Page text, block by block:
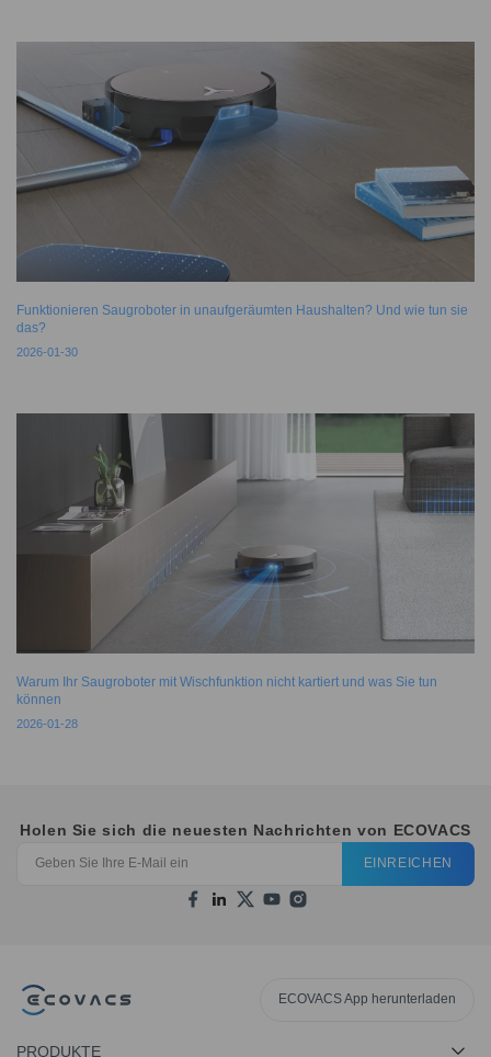
Funktionieren Saugroboter in unaufgeräumten Haushalten? Und wie tun sie
das?
2026-01-30
Warum Ihr Saugroboter mit Wischfunktion nicht kartiert und was Sie tun
können
2026-01-28
Holen Sie sich die neuesten Nachrichten von ECOVACS
EINREICHEN
ECOVACS App herunterladen
PRODUKTE